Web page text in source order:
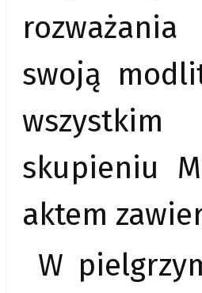
swoją
skupieniu
aktem
W